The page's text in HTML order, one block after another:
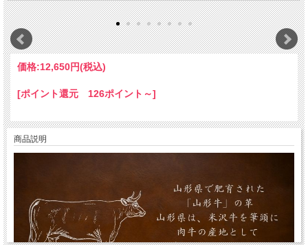
価格:12,650円(税込)
[ポイント還元 126ポイント～]
商品説明